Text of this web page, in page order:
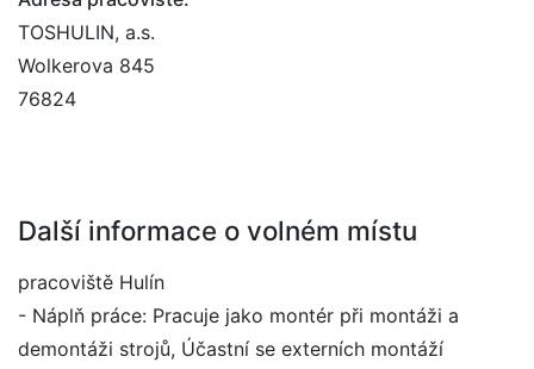
TOSHULIN, a.s.
Wolkerova 845
76824
Další informace o volném místu
pracoviště Hulín
- Náplň práce: Pracuje jako montér při montáži a
demontáži strojů, Účastní se externích montáží